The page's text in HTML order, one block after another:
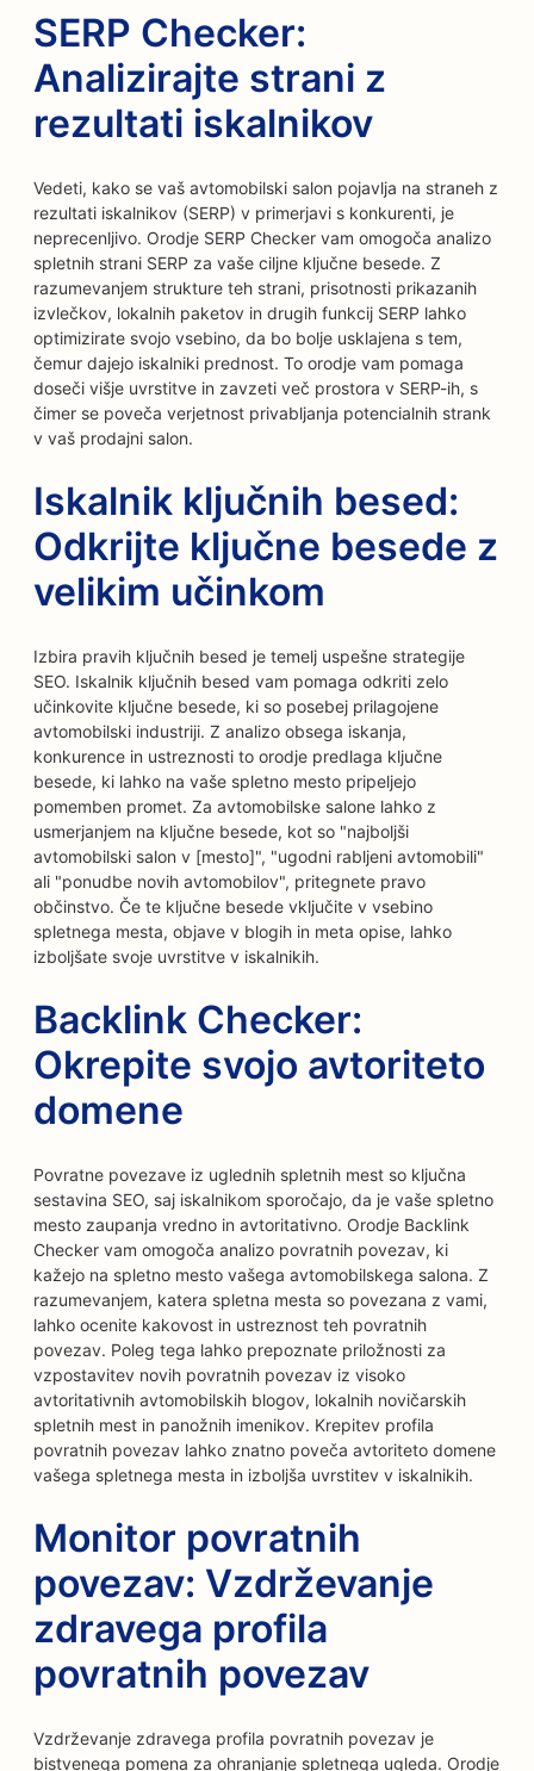
SERP Checker:
Analizirajte strani z
rezultati iskalnikov
Vedeti, kako se vaš avtomobilski salon pojavlja na straneh z
rezultati iskalnikov (SERP) v primerjavi s konkurenti, je
neprecenljivo. Orodje SERP Checker vam omogoča analizo
spletnih strani SERP za vaše ciljne ključne besede. Z
razumevanjem strukture teh strani, prisotnosti prikazanih
izvlečkov, lokalnih paketov in drugih funkcij SERP lahko
optimizirate svojo vsebino, da bo bolje usklajena s tem,
čemur dajejo iskalniki prednost. To orodje vam pomaga
doseči višje uvrstitve in zavzeti več prostora v SERP-ih, s
čimer se poveča verjetnost privabljanja potencialnih strank
v vaš prodajni salon.
Iskalnik ključnih besed:
Odkrijte ključne besede z
velikim učinkom
Izbira pravih ključnih besed je temelj uspešne strategije
SEO. Iskalnik ključnih besed vam pomaga odkriti zelo
učinkovite ključne besede, ki so posebej prilagojene
avtomobilski industriji. Z analizo obsega iskanja,
konkurence in ustreznosti to orodje predlaga ključne
besede, ki lahko na vaše spletno mesto pripeljejo
pomemben promet. Za avtomobilske salone lahko z
usmerjanjem na ključne besede, kot so "najboljši
avtomobilski salon v [mesto]", "ugodni rabljeni avtomobili"
ali "ponudbe novih avtomobilov", pritegnete pravo
občinstvo. Če te ključne besede vključite v vsebino
spletnega mesta, objave v blogih in meta opise, lahko
izboljšate svoje uvrstitve v iskalnikih.
Backlink Checker:
Okrepite svojo avtoriteto
domene
Povratne povezave iz uglednih spletnih mest so ključna
sestavina SEO, saj iskalnikom sporočajo, da je vaše spletno
mesto zaupanja vredno in avtoritativno. Orodje Backlink
Checker vam omogoča analizo povratnih povezav, ki
kažejo na spletno mesto vašega avtomobilskega salona. Z
razumevanjem, katera spletna mesta so povezana z vami,
lahko ocenite kakovost in ustreznost teh povratnih
povezav. Poleg tega lahko prepoznate priložnosti za
vzpostavitev novih povratnih povezav iz visoko
avtoritativnih avtomobilskih blogov, lokalnih novičarskih
spletnih mest in panožnih imenikov. Krepitev profila
povratnih povezav lahko znatno poveča avtoriteto domene
vašega spletnega mesta in izboljša uvrstitev v iskalnikih.
Monitor povratnih
povezav: Vzdrževanje
zdravega profila
povratnih povezav
Vzdrževanje zdravega profila povratnih povezav je
bistvenega pomena za ohranjanje spletnega ugleda. Orodje